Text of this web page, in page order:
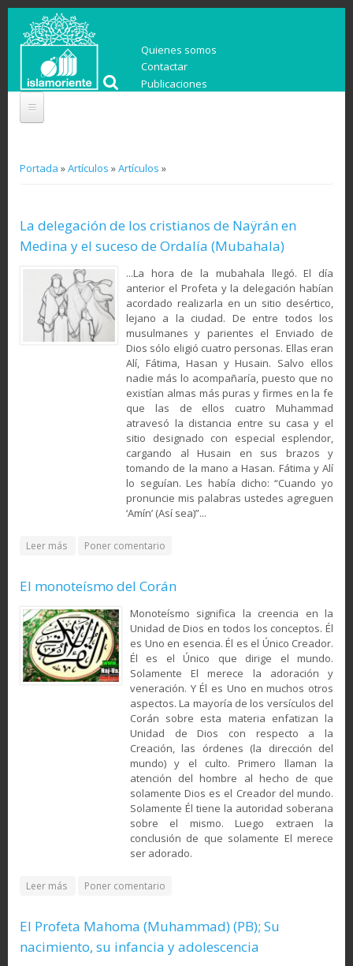
Quienes somos
Contactar
Publicaciones
You are here
Portada »Artículos »Artículos »
La delegación de los cristianos de Naÿrán en
Medina y el suceso de Ordalía (Mubahala)
...La hora de la mubahala llegó. El día
anterior el Profeta y la delegación habían
acordado realizarla en un sitio desértico,
lejano a la ciudad. De entre todos los
musulmanes y parientes el Enviado de
Dios sólo eligió cuatro personas. Ellas eran
Alí, Fátima, Hasan y Husain. Salvo ellos
nadie más lo acompañaría, puesto que no
existían almas más puras y firmes en la fe
que las de ellos cuatro Muhammad
atravesó la distancia entre su casa y el
sitio designado con especial esplendor,
cargando al Husain en sus brazos y
tomando de la mano a Hasan. Fátima y Alí
lo seguían. Les había dicho: “Cuando yo
pronuncie mis palabras ustedes agreguen
‘Amín’ (Así sea)”...
Leer más about La delegación de los cristianos de Naÿrán en Medina
Poner comentario
El monoteísmo del Corán
Monoteísmo significa la creencia en la
Unidad de Dios en todos los conceptos. Él
es Uno en esencia. Él es el Único Creador.
Él es el Único que dirige el mundo.
Solamente El merece la adoración y
veneración. Y Él es Uno en muchos otros
aspectos. La mayoría de los versículos del
Corán sobre esta materia enfatizan la
Unidad de Dios con respecto a la
Creación, las órdenes (la dirección del
mundo) y el culto. Primero llaman la
atención del hombre al hecho de que
solamente Dios es el Creador del mundo.
Solamente Él tiene la autoridad soberana
sobre el mismo. Luego extraen la
conclusión de que solamente El merece
ser adorado.
Leer más about El monoteísmo del Corán
Poner comentario
El Profeta Mahoma (Muhammad) (PB); Su
nacimiento, su infancia y adolescencia